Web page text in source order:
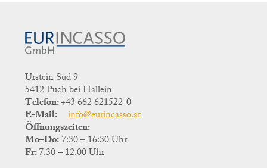
Urstein Süd 9
5412 Puch bei Hallein
Telefon:+43 662 621522-0
E-Mail: info@eurincasso.at
Öffnungszeiten:
Mo–Do:7:30 – 16:30 Uhr
Fr:7.30 – 12.00 Uhr